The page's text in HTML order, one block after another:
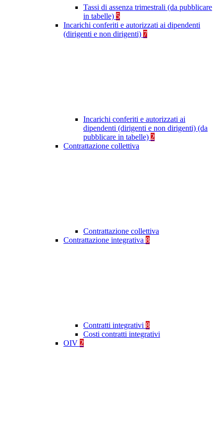
Tassi di assenza trimestrali (da pubblicare
in tabelle) 5
Incarichi conferiti e autorizzati ai dipendenti
(dirigenti e non dirigenti) 7
Incarichi conferiti e autorizzati ai
dipendenti (dirigenti e non dirigenti) (da
pubblicare in tabelle) 2
Contrattazione collettiva
Contrattazione collettiva
Contrattazione integrativa 8
Contratti integrativi 8
Costi contratti integrativi
OIV 2